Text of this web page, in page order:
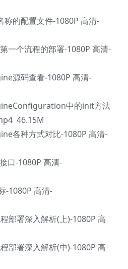
称的配置文件-1080P 高清-
一个流程的部署-1080P 高清-
源码查看-1080P 高清-
中的init方法
46.15M
各种方式对比-1080P 高清-
口-1080P 高清-
-1080P 高清-
部署深入解析(上)-1080P 高
部署深入解析(中)-1080P 高